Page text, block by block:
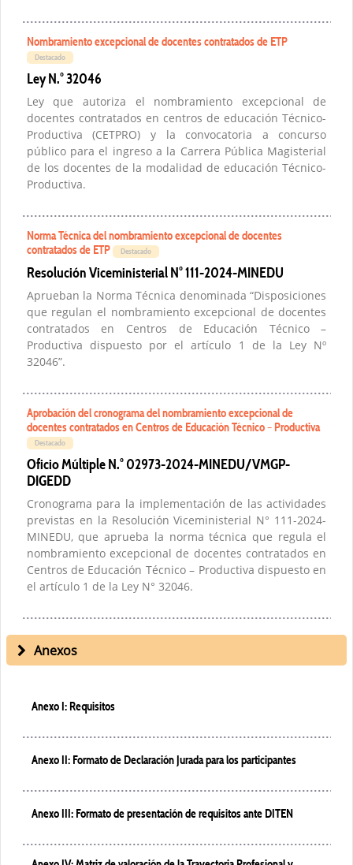
Nombramiento excepcional de docentes contratados de ETP
Destacado
Ley N.° 32046
Ley que autoriza el nombramiento excepcional de
docentes contratados en centros de educación Técnico-
Productiva (CETPRO) y la convocatoria a concurso
público para el ingreso a la Carrera Pública Magisterial
de los docentes de la modalidad de educación Técnico-
Productiva.
Norma Técnica del nombramiento excepcional de docentes
contratados de ETP
Destacado
Resolución Viceministerial N° 111-2024-MINEDU
Aprueban la Norma Técnica denominada “Disposiciones
que regulan el nombramiento excepcional de docentes
contratados en Centros de Educación Técnico –
Productiva dispuesto por el artículo 1 de la Ley Nº
32046”.
Aprobación del cronograma del nombramiento excepcional de
docentes contratados en Centros de Educación Técnico – Productiva
Destacado
Oficio Múltiple N.° 02973-2024-MINEDU/VMGP-
DIGEDD
Cronograma para la implementación de las actividades
previstas en la Resolución Viceministerial N° 111-2024-
MINEDU, que aprueba la norma técnica que regula el
nombramiento excepcional de docentes contratados en
Centros de Educación Técnico – Productiva dispuesto en
el artículo 1 de la Ley N° 32046.
Anexos
Anexo I: Requisitos
Anexo II: Formato de Declaración Jurada para los participantes
Anexo III: Formato de presentación de requisitos ante DITEN